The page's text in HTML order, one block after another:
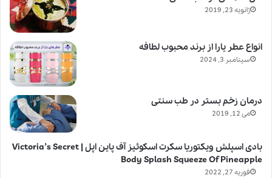
ژانویه 23, 2019
انواع عطر یارا از برند محبوب لطافه
سپتامبر 3, 2024
درمان زخم بستر در طب سنتی
می 12, 2019
بادی اسپلش ویکتوریا سکرت اسکوئیز آف پاین اپل | Victoria’s Secret
Body Splash Squeeze Of Pineapple
فوریه 27, 2022